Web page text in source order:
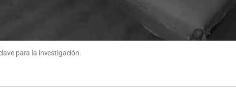
para la investigación.